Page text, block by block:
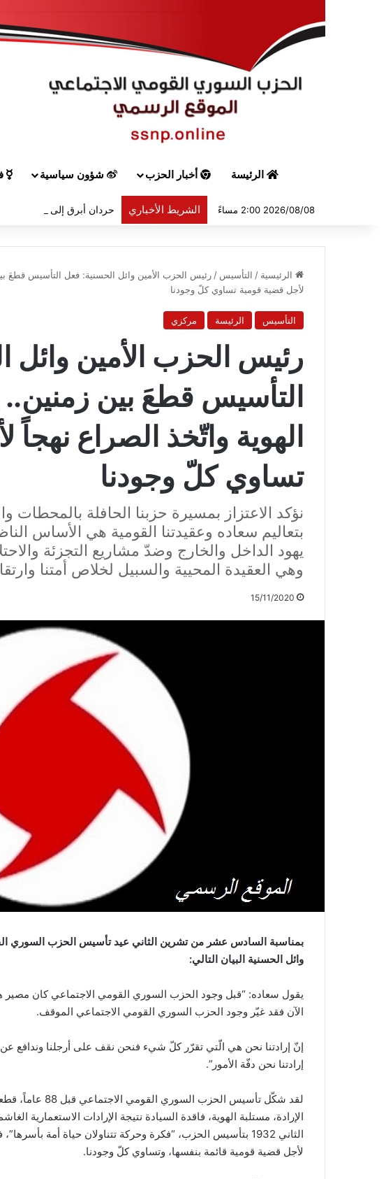
الرئيسة أخبار الحزب شؤون سياسية
2026/08/08 2:00 مساءً الشريط الأخباري حردان أبرق إلى هيكل مهنئاً
الرئيسية / التأسيس / رئيس الحزب الأمين وائل الحسنية: فعل التأسيس قطعَ
لأجل قضية قومية تساوي كلّ وجودنا
التأسيس الرئيسة مركزي
رئيس الحزب الأمين وائل
التأسيس قطعَ بين
الهوية واتّخذ الصراع
تساوي كلّ وجودنا
نؤكد الاعتزاز بمسيرة حزبنا الحافلة بالمحطات
بتعاليم سعاده وعقيدتنا القومية هي الأساس
يهود الداخل والخارج وضدّ مشاريع التجزئة
وهي العقيدة المحيية والسبيل لخلاص أمتنا
15/11/2020
بمناسبة السادس عشر من تشرين الثاني عيد تأسيس الحزب السوري
وائل الحسنية البيان التالي:
يقول سعاده: “قبل وجود الحزب السوري القومي الاجتماعي كان مصير
الآن فقد غيّر وجود الحزب السوري القومي الاجتماعي الموقف.
إنّ إرادتنا نحن هي الّتي تقرّر كلّ شيء فنحن نقف على أرجلنا وندافع عن
إرادتنا نحن دفّة الأمور”.
لقد شكّل تأسيس
الثاني 1932 بتأسيس الحزب، “فكرة وحركة تتناولان حياة أمة
لأجل قضية قومية قائمة بنفسها، وتساوي كلّ وجودنا.